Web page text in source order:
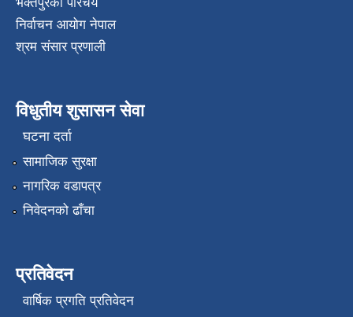
निर्वाचन आयोग नेपाल
श्रम संसार प्रणाली
विधुतीय शुसासन सेवा
घटना दर्ता
सामाजिक सुरक्षा
नागरिक वडापत्र
निवेदनको ढाँचा
प्रतिवेदन
वार्षिक प्रगति प्रतिवेदन